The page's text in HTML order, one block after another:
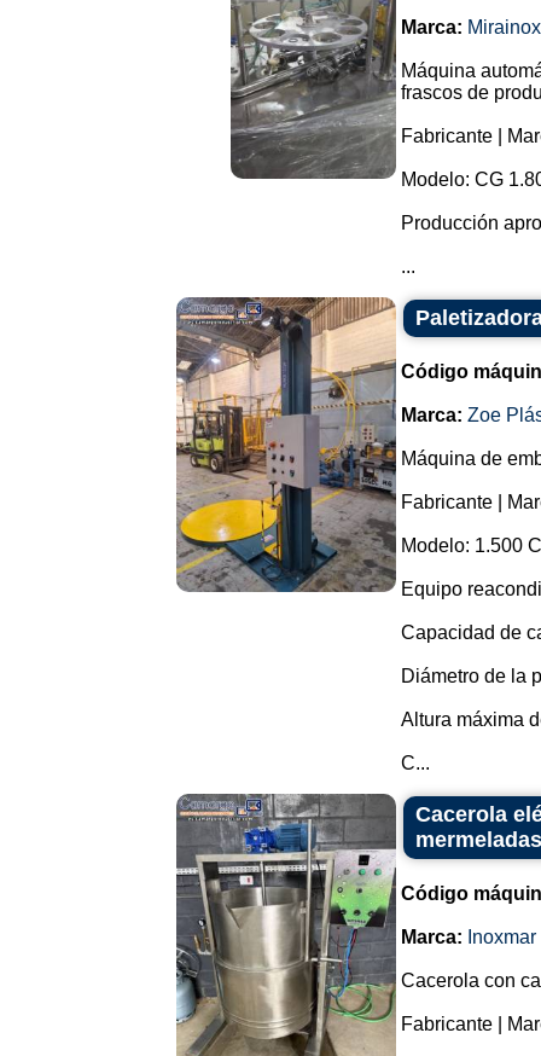
Marca: Mirainox
Máquina
frascos de
Fabricante |
Modelo: CG
Producción
...
Código
Marca: Zoe
Máquina de
Fabricante |
Modelo: 1.500
Equipo
Capacidad de
Diámetro de la
Altura máxima
C...
Cacerola
Código
Marca: Inoxmar
Cacerola con
Fabricante |